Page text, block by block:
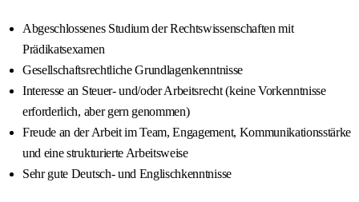
Abgeschlossenes Studium der Rechtswissenschaften mit
Prädikatsexamen
Gesellschaftsrechtliche Grundlagenkenntnisse
Interesse an Steuer- und/oder Arbeitsrecht (keine Vorkenntnisse
erforderlich, aber gern genommen)
Freude an der Arbeit im Team, Engagement, Kommunikationsstärke
und eine strukturierte Arbeitsweise
Sehr gute Deutsch- und Englischkenntnisse